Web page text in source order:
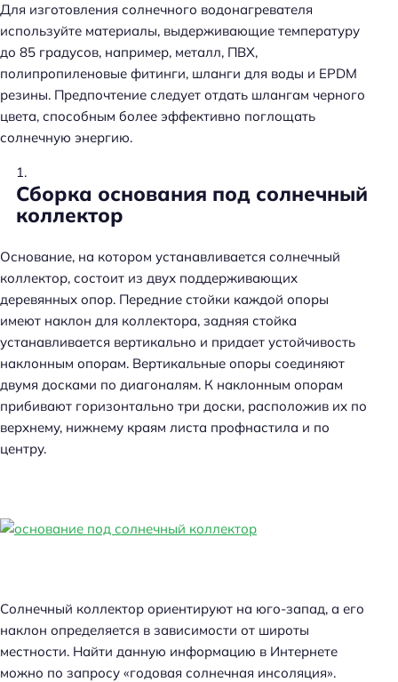
Для изготовления солнечного водонагревателя
используйте материалы, выдерживающие температуру
до 85 градусов, например, металл, ПВХ,
полипропиленовые фитинги, шланги для воды и EPDM
резины. Предпочтение следует отдать шлангам черного
цвета, способным более эффективно поглощать
солнечную энергию.
Сборка основания под солнечный
коллектор
Основание, на котором устанавливается солнечный
коллектор, состоит из двух поддерживающих
деревянных опор. Передние стойки каждой опоры
имеют наклон для коллектора, задняя стойка
устанавливается вертикально и придает устойчивость
наклонным опорам. Вертикальные опоры соединяют
двумя досками по диагоналям. К наклонным опорам
прибивают горизонтально три доски, расположив их по
верхнему, нижнему краям листа профнастила и по
центру.
Солнечный коллектор ориентируют на юго-запад, а его
наклон определяется в зависимости от широты
местности. Найти данную информацию в Интернете
можно по запросу «годовая солнечная инсоляция».